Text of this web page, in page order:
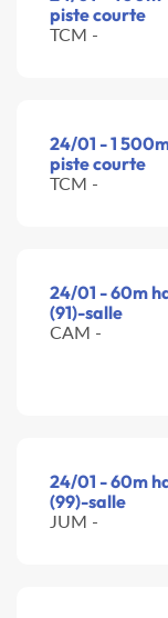
piste courte
TCM -
24/01 - 1
piste courte
TCM -
24/01 - 60m
(91)-salle
CAM -
24/01 - 60m
(99)-salle
JUM -